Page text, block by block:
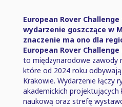
European Rover
wydarzenie goszczące w
znaczenie ma ono dla
European Rover Challenge
to międzynarodowe zawody
które od 2024 roku
Krakowie. Wydarzenie łączy
akademickich projektujących
naukową oraz strefę